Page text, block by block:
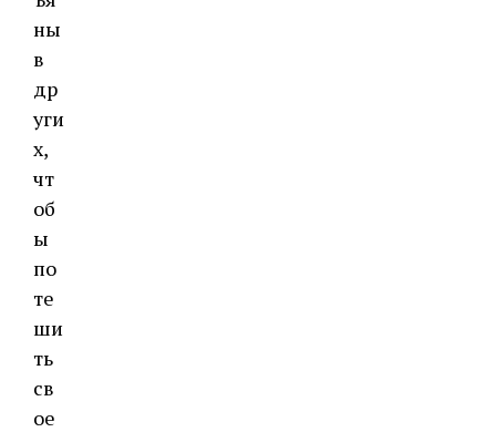
ны
в
др
уги
х,
чт
об
ы
по
те
ши
ть
св
ое